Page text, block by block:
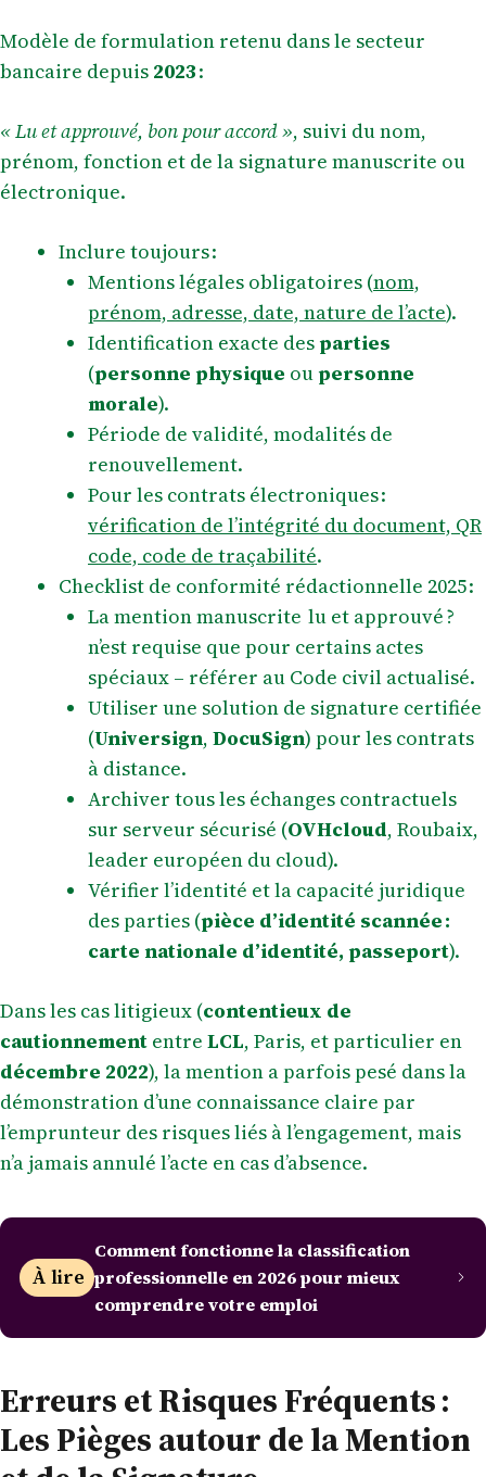
Modèle de formulation retenu dans le secteur
bancaire depuis 2023:
« Lu et approuvé, bon pour accord », suivi du nom,
prénom, fonction et de la signature manuscrite ou
électronique.
Inclure toujours :
Mentions légales obligatoires (nom,
prénom, adresse, date, nature de l’acte).
Identification exacte desparties
(personne physique oupersonne
morale).
Période de validité, modalités de
renouvellement.
Pour les contrats électroniques :
vérification de l’intégrité du document, QR
code, code de traçabilité.
Checklist de conformité rédactionnelle 2025 :
La mention manuscrite lu et approuvé ?
n’est requise que pour certains actes
spéciaux – référer au Code civil actualisé.
Utiliser une solution de signature certifiée
(Universign, DocuSign) pour les contrats
à distance.
Archiver tous les échanges contractuels
sur serveur sécurisé (OVHcloud, Roubaix,
leader européen du cloud).
Vérifier l’identité et la capacité juridique
des parties (pièce d’identité scannée :
carte nationale d’identité, passeport).
Dans les cas litigieux (contentieux de
cautionnement entre LCL, Paris, et particulier en
décembre 2022), la mention a parfois pesé dans la
démonstration d’une connaissance claire par
l’emprunteur des risques liés à l’engagement, mais
n’a jamais annulé l’acte en cas d’absence.
À lire
Comment fonctionne la classification
professionnelle en 2026 pour mieux
comprendre votre emploi
Erreurs et Risques Fréquents :
Les Pièges autour de la Mention